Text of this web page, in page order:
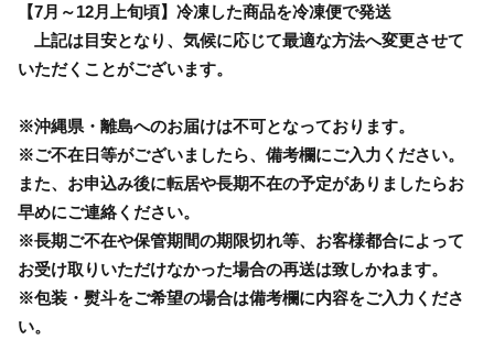
【7月～12月上旬頃】冷凍した商品を冷凍便で発送
上記は目安となり、気候に応じて最適な方法へ変更させて
いただくことがございます。
※沖縄県・離島へのお届けは不可となっております。
※ご不在日等がございましたら、備考欄にご入力ください。
また、お申込み後に転居や長期不在の予定がありましたらお
早めにご連絡ください。
※長期ご不在や保管期間の期限切れ等、お客様都合によって
お受け取りいただけなかった場合の再送は致しかねます。
※包装・熨斗をご希望の場合は備考欄に内容をご入力くださ
い。